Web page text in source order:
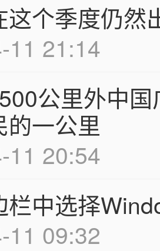
这个季度仍然
11 21:14
公里外中
的一公里
11 20:54
栏中选择
11 09:32